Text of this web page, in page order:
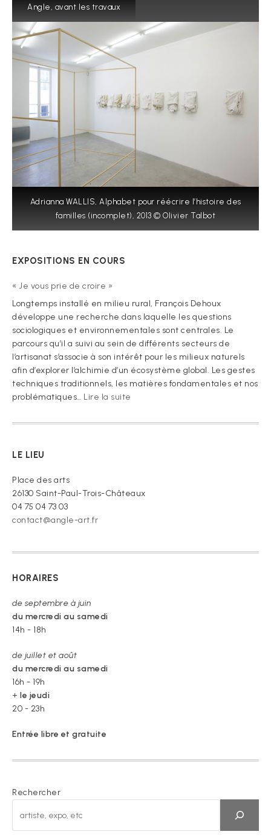
Angle, avant les travaux
Adrianna WALLIS, Alphabet pour réécrire l’histoire des
familles (incomplet), 2013 © Olivier Talbot
EXPOSITIONS EN COURS
« Je vous prie de croire »
Longtemps installé en milieu rural, François Dehoux
développe une recherche dans laquelle les questions
sociologiques et environnementales sont centrales. Le
parcours qu’il a suivi au sein de différents secteurs de
l’artisanat s’associe à son intérêt pour les milieux naturels
afin d’explorer l’alchimie d’un écosystème global. Les gestes
techniques traditionnels, les matières fondamentales et nos
problématiques… Lire la suite
vous
LE LIEU
Place des arts
26130 Saint-Paul-Trois-Châteaux
04 75 04 73 03
contact@angle-art.fr
HORAIRES
de septembre à juin
du mercredi au samedi
14h - 18h
de juillet et août
du mercredi au samedi
16h - 19h
+ le jeudi
20 - 23h
Entrée libre et gratuite
Rechercher